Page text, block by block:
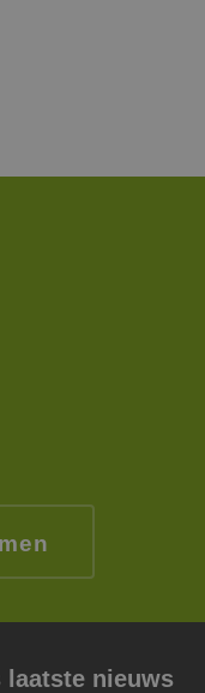
laatste nieuws